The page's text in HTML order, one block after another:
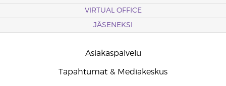
VIRTUAL OFFICE
JÄSENEKSI
Asiakaspalvelu
Tapahtumat & Mediakeskus